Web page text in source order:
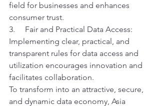
field for businesses and enhances
consumer trust.
3.     Fair and Practical Data Access:
Implementing clear, practical, and
transparent rules for data access and
utilization encourages innovation and
facilitates collaboration.
To transform into an attractive, secure,
and dynamic data economy, Asia